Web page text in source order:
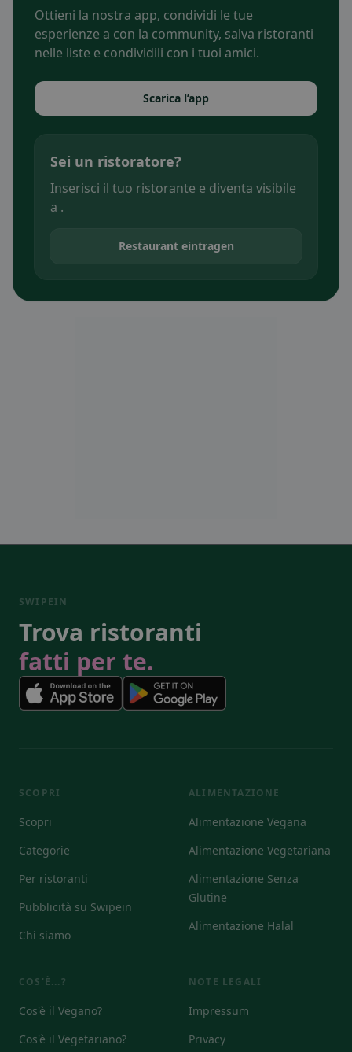
Ottieni la nostra app, condividi le tue
esperienze a con la community, salva ristoranti
nelle liste e condividili con i tuoi amici.
Scarica l’app
Sei un ristoratore?
Inserisci il tuo ristorante e diventa visibile
a .
Restaurant eintragen
SWIPEIN
Trova ristoranti
fatti per te.
SCOPRI
Scopri
Categorie
Per ristoranti
Pubblicità su Swipein
Chi siamo
ALIMENTAZIONE
Alimentazione Vegana
Alimentazione Vegetariana
Alimentazione Senza
Glutine
Alimentazione Halal
COS'È...?
Cos'è il Vegano?
Cos'è il Vegetariano?
NOTE LEGALI
Impressum
Privacy